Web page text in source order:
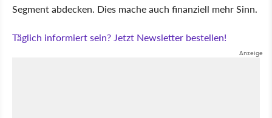
Segment abdecken. Dies mache auch finanziell mehr Sinn.
Täglich informiert sein? Jetzt Newsletter bestellen!